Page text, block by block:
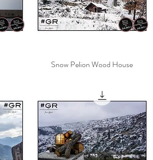
Γρήγορη προβολή
Snow Pelion Wood House